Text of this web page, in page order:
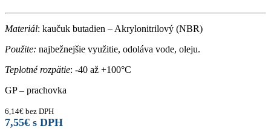
Materiál: kaučuk butadien – Akrylonitrilový (NBR)
Použite: najbežnejšie využitie, odoláva vode, oleju.
Teplotné rozpätie: -40 až +100°C
GP – prachovka
6,14€ bez DPH
7,55€ s DPH